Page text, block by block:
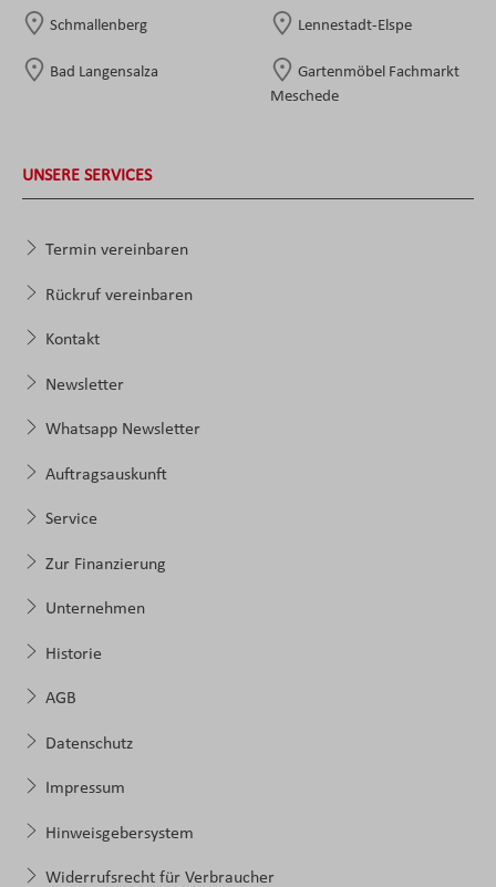
Schmallenberg Lennestadt-Elspe
Bad Langensalza
Gartenmöbel Fachmarkt
Meschede
UNSERE SERVICES
Termin vereinbaren
Rückruf vereinbaren
Kontakt
Newsletter
Whatsapp Newsletter
Auftragsauskunft
Service
Zur Finanzierung
Unternehmen
Historie
AGB
Datenschutz
Impressum
Hinweisgebersystem
Widerrufsrecht für Verbraucher